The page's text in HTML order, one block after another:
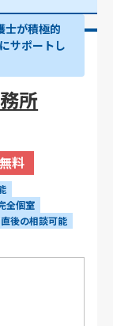
士が積極的
サポートし
所
料
全個室
後の相談可能